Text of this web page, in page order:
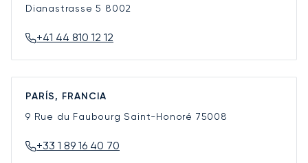
Dianastrasse 5 8002
+41 44 810 12 12
PARÍS, FRANCIA
9 Rue du Faubourg Saint-Honoré 75008
+33 1 89 16 40 70